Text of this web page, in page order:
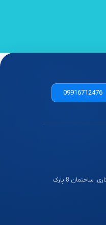
09916712476
مشهد، بلوار ستاری، ساختمان 8 پارک